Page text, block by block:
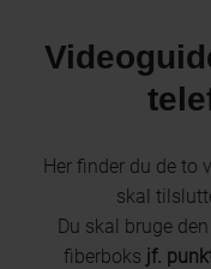
Her finder du de to
skal
Du skal bruge
fiberboks jf.